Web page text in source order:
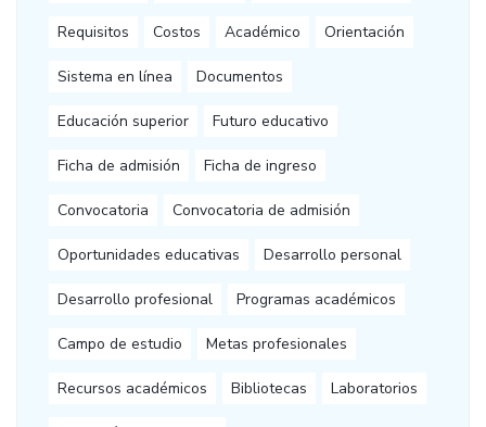
Requisitos Costos Académico Orientación
Sistema en línea Documentos
Educación superior Futuro educativo
Ficha de admisión Ficha de ingreso
Convocatoria Convocatoria de admisión
Oportunidades educativas Desarrollo personal
Desarrollo profesional Programas académicos
Campo de estudio Metas profesionales
Recursos académicos Bibliotecas Laboratorios